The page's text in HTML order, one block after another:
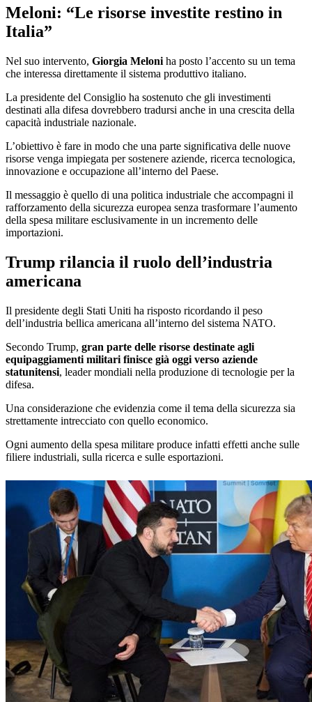
Meloni: “Le risorse investite restino in
Italia”
Nel suo intervento, Giorgia Meloni ha posto l’accento su un tema
che interessa direttamente il sistema produttivo italiano.
La presidente del Consiglio ha sostenuto che gli investimenti
destinati alla difesa dovrebbero tradursi anche in una crescita della
capacità industriale nazionale.
L’obiettivo è fare in modo che una parte significativa delle nuove
risorse venga impiegata per sostenere aziende, ricerca tecnologica,
innovazione e occupazione all’interno del Paese.
Il messaggio è quello di una politica industriale che accompagni il
rafforzamento della sicurezza europea senza trasformare l’aumento
della spesa militare esclusivamente in un incremento delle
importazioni.
Trump rilancia il ruolo dell’industria
americana
Il presidente degli Stati Uniti ha risposto ricordando il peso
dell’industria bellica americana all’interno del sistema NATO.
Secondo Trump, gran parte delle risorse destinate agli
equipaggiamenti militari finisce già oggi verso aziende
statunitensi, leader mondiali nella produzione di tecnologie per la
difesa.
Una considerazione che evidenzia come il tema della sicurezza sia
strettamente intrecciato con quello economico.
Ogni aumento della spesa militare produce infatti effetti anche sulle
filiere industriali, sulla ricerca e sulle esportazioni.